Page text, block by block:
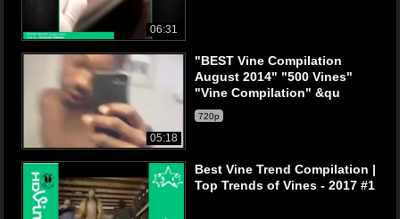
06:31
05:18
"BEST Vine Compilation
August 2014" "500 Vines"
"Vine Compilation" &qu
720p
Best Vine Trend Compilation |
Top Trends of Vines - 2017 #1